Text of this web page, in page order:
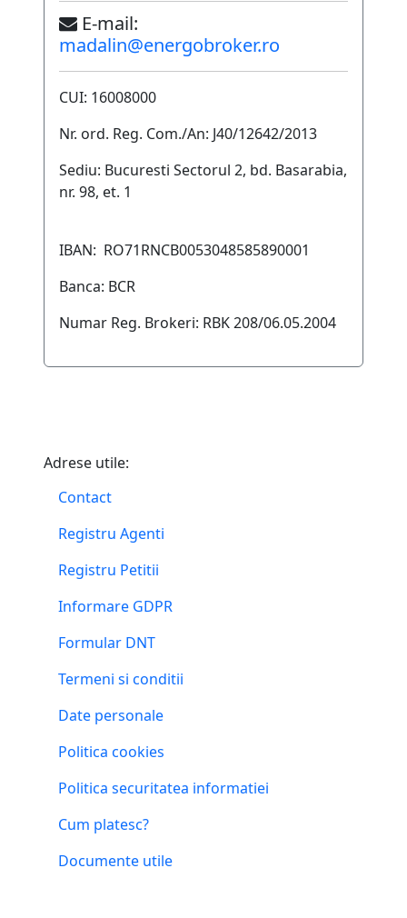
E-mail:
madalin@energobroker.ro
CUI: 16008000
Nr. ord. Reg. Com./An: J40/12642/2013
Sediu: Bucuresti Sectorul 2, bd. Basarabia,
nr. 98, et. 1
IBAN: RO71RNCB0053048585890001
Banca: BCR
Numar Reg. Brokeri: RBK 208/06.05.2004
Adrese utile:
Contact
Registru Agenti
Registru Petitii
Informare GDPR
Formular DNT
Termeni si conditii
Date personale
Politica cookies
Politica securitatea informatiei
Cum platesc?
Documente utile